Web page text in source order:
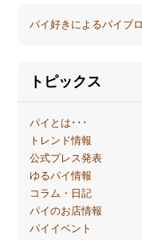
パイ好きによるパイブ
トピックス
パイとは･･･
トレンド情報
公式プレス発表
ゆるパイ情報
コラム・日記
パイのお店情報
パイイベント